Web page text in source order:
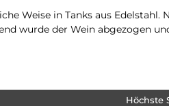
Weise in Tanks aus Edelstahl.
wurde der Wein abgezogen
Höchste